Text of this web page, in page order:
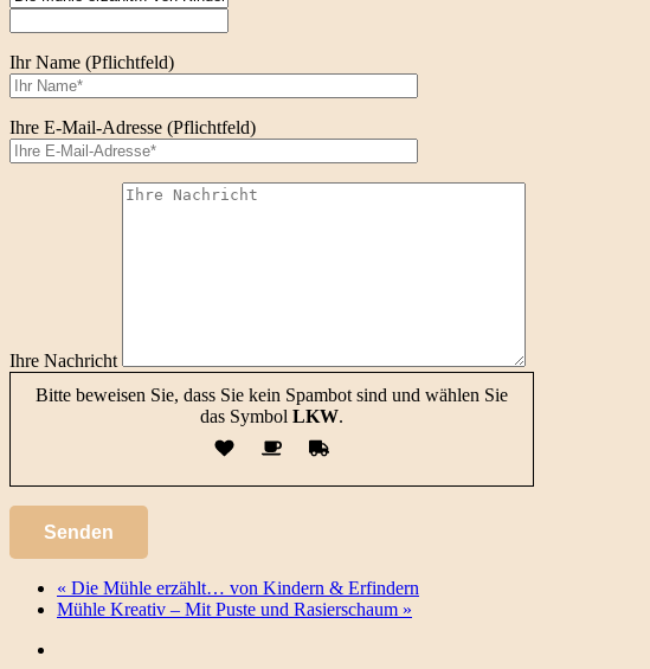
Ihr Name (Pflichtfeld)
Ihre E-Mail-Adresse (Pflichtfeld)
Ihre Nachricht
Bitte beweisen Sie, dass Sie kein Spambot sind und wählen Sie
das Symbol LKW.
« Die Mühle erzählt… von Kindern & Erfindern
Mühle Kreativ – Mit Puste und Rasierschaum »